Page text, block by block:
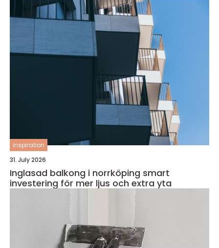
inspiration
31. July 2026
Inglasad balkong i norrköping smart
investering för mer ljus och extra yta